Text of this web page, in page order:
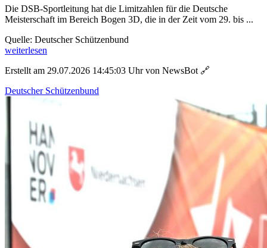
Die DSB-Sportleitung hat die Limitzahlen für die Deutsche
Meisterschaft im Bereich Bogen 3D, die in der Zeit vom 29. bis ...
Quelle: Deutscher Schützenbund
weiterlesen
Erstellt am 29.07.2026 14:45:03 Uhr von NewsBot 🔗
Deutscher Schützenbund